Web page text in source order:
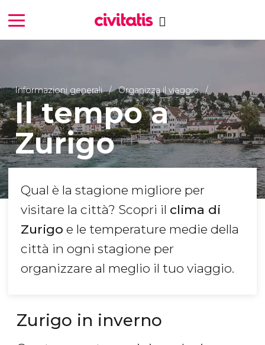
Informazioni generali Organizza il viaggio
Il tempo a
Zurigo
Qual è la stagione migliore per
visitare la città? Scopri il clima di
Zurigo e le temperature medie della
città in ogni stagione per
organizzare al meglio il tuo viaggio.
Zurigo in inverno